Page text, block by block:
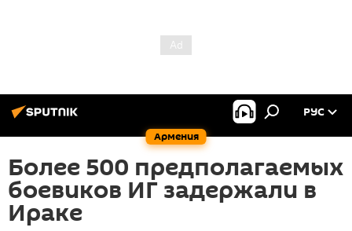
Армения
РУС
Более 500 предполагаемых
боевиков ИГ задержали в
Ираке